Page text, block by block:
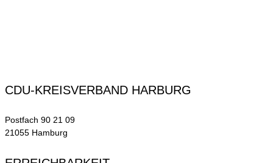
CDU-KREISVERBAND HARBURG
Postfach 90 21 09
21055 Hamburg